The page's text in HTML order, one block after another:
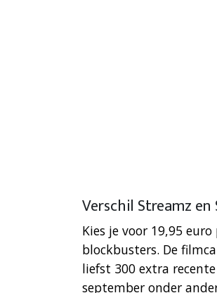
Verschil Streamz
Kies je voor 19,95
blockbusters. De
liefst 300 extra
september onder